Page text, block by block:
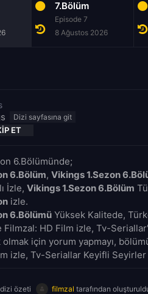
7.Bölüm
Episode 7
8 Ağustos 2026
ET
6.Bölümünde;
6.Bölüm, Vikings 1.Sezon
İzle, Vikings 1.Sezon 6.Bölüm
izle.
6.Bölümü Yüksek Kalitede,
HD Film izle, Tv-
için yorum yapmayı,
izle, Tv-Seriallar Keyifli Seyirler
özeti filmzal tarafından